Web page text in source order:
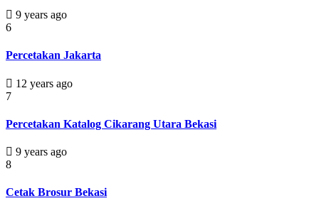
9 years ago
6
Percetakan Jakarta
12 years ago
7
Percetakan Katalog Cikarang Utara Bekasi
9 years ago
8
Cetak Brosur Bekasi